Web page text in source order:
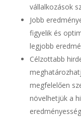
vállalkozások
Jobb
figyelik és
legjobb
Célzottabb
megfelelően
növelhetjük a